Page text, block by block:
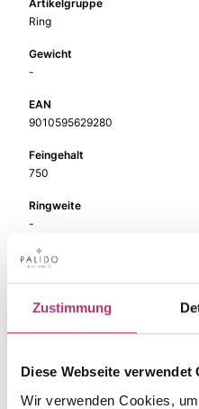
Zustimmung
Diese Webseite verwendet
Wir verwenden Cookies,
Artikelgruppe
Ring
Gewicht
-
EAN
9010595629280
Feingehalt
750
Ringweite
-
Steinart
Die